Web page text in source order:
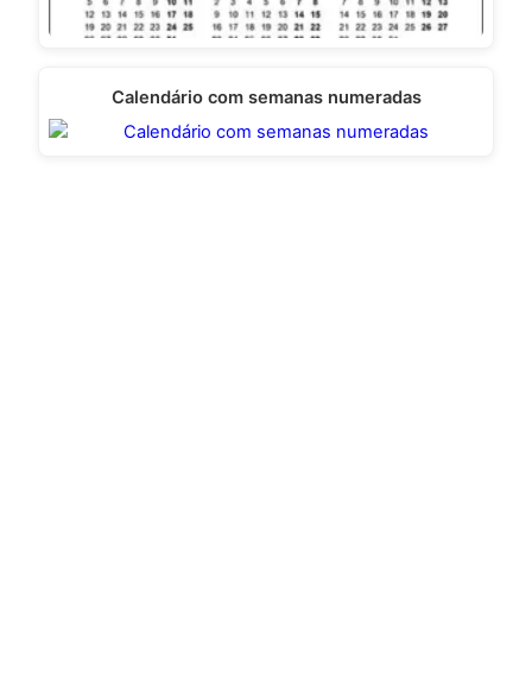
Calendário com semanas numeradas